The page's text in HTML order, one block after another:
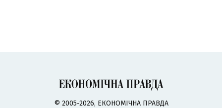
© 2005-2026, ЕКОНОМІЧНА ПРАВДА